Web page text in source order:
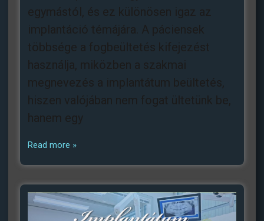
egymástól, és ez különösen igaz az
implantáció témájára. A páciensek
többsége a fogbeültetés kifejezést
használja, miközben a szakmai
megnevezés a implantátum beültetés,
hiszen valójában nem fogat ültetünk be,
hanem egy
Read more »